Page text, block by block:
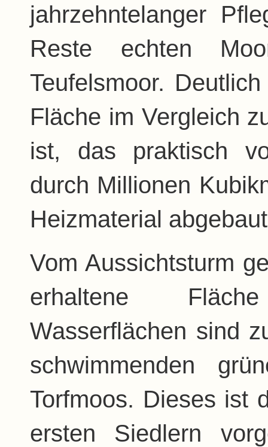
jahrzehntelanger
Reste echten
Teufelsmoor.
Fläche im Vergleich
ist, das praktisch
durch Millionen
Heizmaterial
Vom Aussichtsturm
erhaltene
Wasserflächen sind
schwimmenden
Torfmoos. Dieses ist
ersten Siedlern